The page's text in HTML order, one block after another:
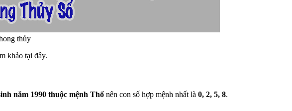
thủy
khảo tại đây.
năm 1990 thuộc mệnh Thổ nên con số hợp mệnh nhất là 0, 2, 5, 8.